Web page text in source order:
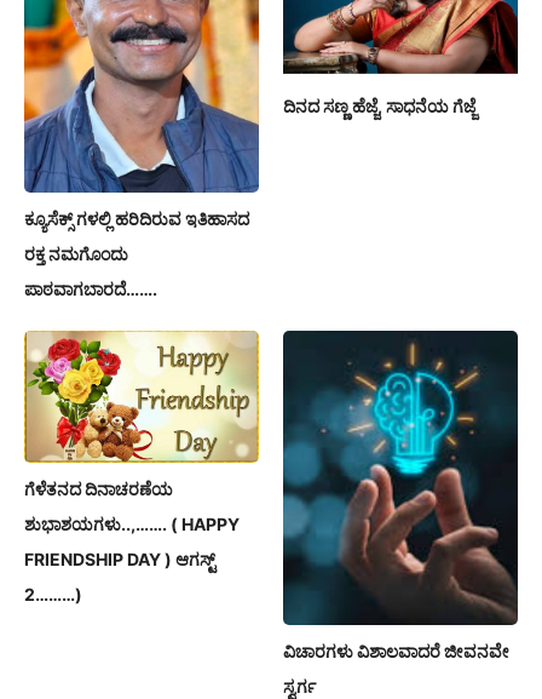
ಕ್ಯೂಸೆಕ್ಸ್ ಗಳಲ್ಲಿ ಹರಿದಿರುವ ಇತಿಹಾಸದ
ರಕ್ತ ನಮಗೊಂದು
ಪಾಠವಾಗಬಾರದೆ…….
ದಿನದ ಸಣ್ಣ ಹೆಜ್ಜೆ, ಸಾಧನೆಯ ಗೆಜ್ಜೆ
ಗೆಳೆತನದ ದಿನಾಚರಣೆಯ
ಶುಭಾಶಯಗಳು..,……. ( HAPPY
FRIENDSHIP DAY ) ಆಗಸ್ಟ್
2………)
ವಿಚಾರಗಳು ವಿಶಾಲವಾದರೆ ಜೀವನವೇ
ಸ್ವರ್ಗ